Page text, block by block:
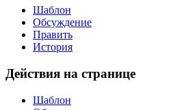
Шаблон
Обсуждение
Править
История
Действия на странице
Шаблон